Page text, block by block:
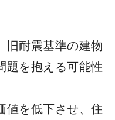
旧耐震基準の建物
題を抱える可能性
値を低下させ、住